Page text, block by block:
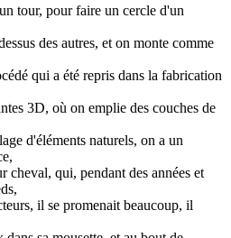
tour, pour faire un cercle d'un
des autres, et on monte comme
qui a été repris dans la fabrication
3D, où on emplie des couches de
d'éléments naturels, on a un
cheval, qui, pendant des années et
il se promenait beaucoup, il